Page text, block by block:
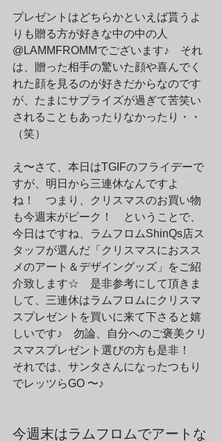
プレゼントはどちらかといえば貰うよ
りも贈る方が好きな中の中の人
@LAMMFROMMでございます♪　それ
は、贈った相手の驚いた顔や喜んでく
れた顔を見るのが好きだからなのです
が、たまにサプライズが過ぎて苦笑い
されることもあったりなかったり・・
（笑）
え〜さて、本日はTGIFのフライデーで
すが、明日から三連休なんですよ
ね！　つまり、クリスマスのお買い物
も今週末がピーク！　ということで、
今日はですね、ラムフロムShinQs店ス
タッフが選んだ「クリスマスにおスス
メのアート＆デザイングッズ」をご紹
介致します☆　是非参考にして頂きま
して、三連休はラムフロムにクリスマ
スプレゼントを買いに来て下さると嬉
しいです♪　勿論、自分へのご褒美クリ
スマスプレゼント選びの方も是非！
それでは、サンタさんになったつもり
でレッツらGO 〜♪
今週末はラムフロムでアートな